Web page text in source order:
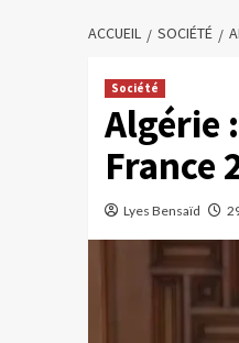
ACCUEIL SOCIÉTÉ
Société
Algérie
France
Lyes Bensaïd